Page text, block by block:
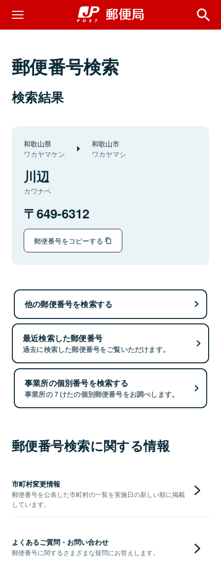
郵便番号検索
検索結果
和歌山県
ワカヤマケン
和歌山市
ワカヤマシ
川辺
カワナベ
649-6312
郵便番号をコピーする
他の郵便番号を検索する
最近検索した郵便番号
過去に検索した郵便番号をご覧いただけます。
事業所の個別番号を検索する
事業所の７けたの個別郵便番号をお調べします。
郵便番号検索に関する情報
市町村変更情報
郵便番号を公表した市町村の一覧を実施日の新しい順に掲載
しています。
よくあるご質問・お問い合わせ
郵便番号に関するさまざまな疑問にお答えします。